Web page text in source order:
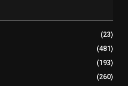
(23)
(481)
(193)
(260)